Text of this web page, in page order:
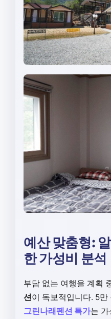
예산 맞춤형:
한 가성비 분석
부담 없는 여행을 계획
션이 독보적입니다. 5
그린나래펜션 특가는 가